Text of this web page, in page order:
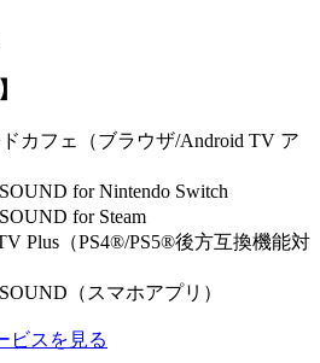
カフェ（ブラウザ/Android TV ア
for Nintendo Switch
for Steam
Plus（PS4®/PS5®後方互換機能対
（スマホアプリ）
ビスを見る